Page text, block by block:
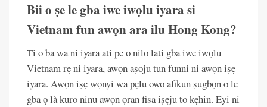
Bii o ṣe le gba iwe iwọlu iyara si
Vietnam fun awọn ara ilu Hong Kong?
Ti o ba wa ni iyara ati pe o nilo lati gba iwe iwọlu
Vietnam rẹ ni iyara, awọn aṣoju tun funni ni awọn iṣẹ
iyara. Awọn iṣẹ wọnyi wa pẹlu owo afikun ṣugbọn o le
gba ọ là kuro ninu awọn ọran fisa iṣẹju to kẹhin. Eyi ni